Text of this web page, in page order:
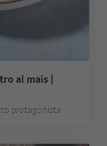
al mais |
protagonista